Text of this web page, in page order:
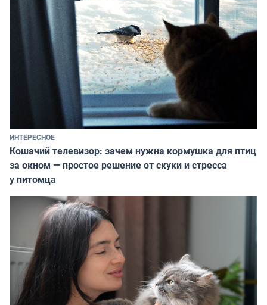
ИНТЕРЕСНОЕ
Кошачий телевизор: зачем нужна кормушка для птиц
за окном — простое решение от скуки и стресса
у питомца